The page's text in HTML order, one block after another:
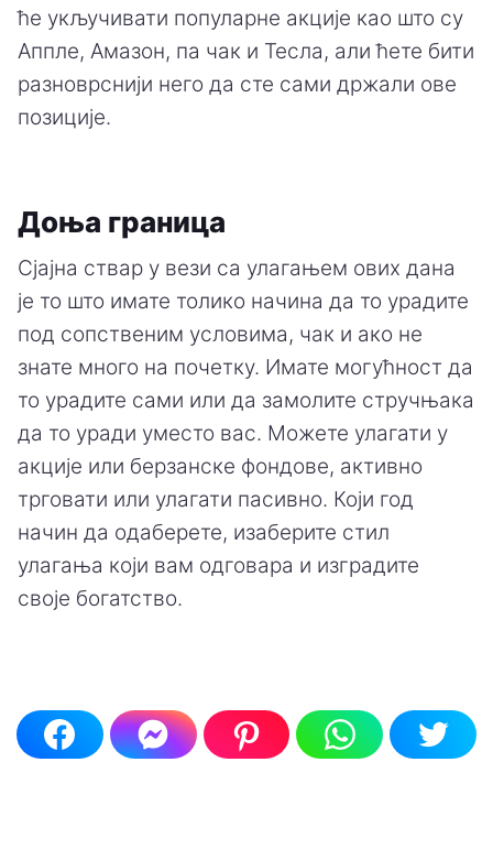
ће укључивати популарне акције као што су
Аппле, Амазон, па чак и Тесла, али ћете бити
разноврснији него да сте сами држали ове
позиције.
Доња граница
Сјајна ствар у вези са улагањем ових дана
је то што имате толико начина да то урадите
под сопственим условима, чак и ако не
знате много на почетку. Имате могућност да
то урадите сами или да замолите стручњака
да то уради уместо вас. Можете улагати у
акције или берзанске фондове, активно
трговати или улагати пасивно. Који год
начин да одаберете, изаберите стил
улагања који вам одговара и изградите
своје богатство.